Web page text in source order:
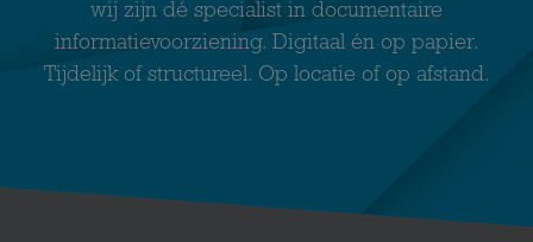
wij zijn dé specialist in documentaire
informatievoorziening. Digitaal én op papier.
Tijdelijk of structureel. Op locatie of op afstand.